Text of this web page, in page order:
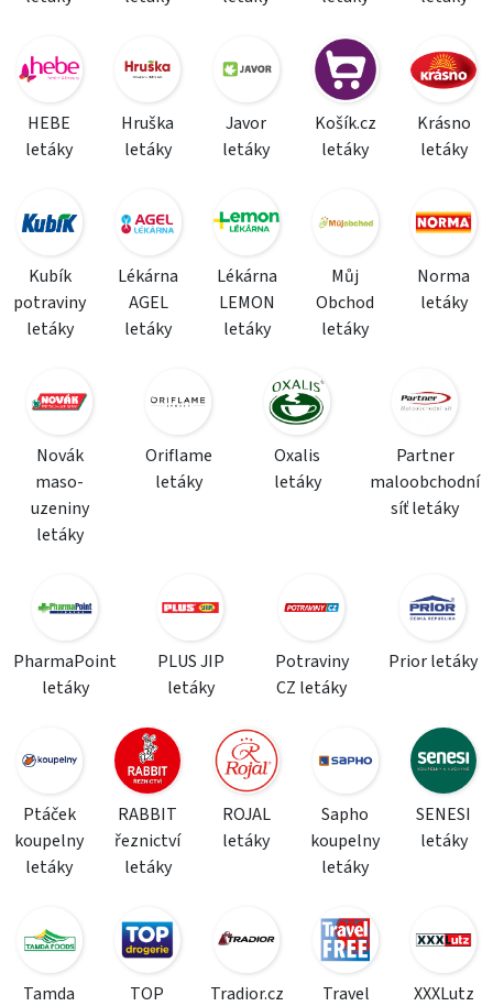
HEBE
letáky
Hruška
letáky
Javor
letáky
Košík.cz
letáky
Krásno
letáky
Kubík
potraviny
letáky
Lékárna
AGEL
letáky
Lékárna
LEMON
letáky
Můj
Obchod
letáky
Norma
letáky
Novák
maso-
uzeniny
letáky
Oriflame
letáky
Oxalis
letáky
Partner
maloobchodní
síť letáky
PharmaPoint
letáky
PLUS JIP
letáky
Potraviny
CZ letáky
Prior letáky
Ptáček
koupelny
letáky
RABBIT
řeznictví
letáky
ROJAL
letáky
Sapho
koupelny
letáky
SENESI
letáky
Tamda
TOP
Tradior.cz
Travel
XXXLutz